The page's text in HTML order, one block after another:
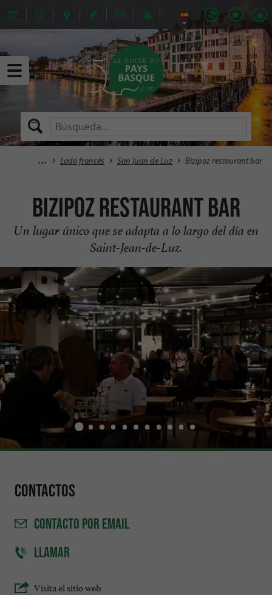
Lado francés San Juan de Luz Bizipoz restaurant bar
Bizipoz restaurant bar
Un lugar único que se adapta a lo largo del día en
Saint-Jean-de-Luz.
Contactos
CONTACTO POR EMAIL
LLAMAR
Visita el sitio web